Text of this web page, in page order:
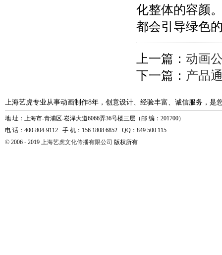
化整体的容颜
都会引导绿色
上一篇： 动画
下一篇： 产品
上海艺虎专业从事动画制作8年，创意设计、经验丰富、诚信服务，是
地 址：上海市-青浦区-崧泽大道6066弄36号楼三层（邮 编：201700）
电 话：400-804-9112 手 机：156 1808 6852 QQ：849 500 115
© 2006 - 2019 上海艺虎文化传播有限公司 版权所有